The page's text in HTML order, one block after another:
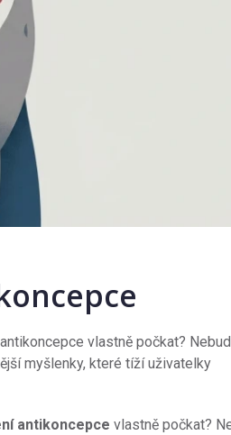
vlastně počkat?
myšlenky, které tíží uživatelky
antikoncepce vlastně počkat?